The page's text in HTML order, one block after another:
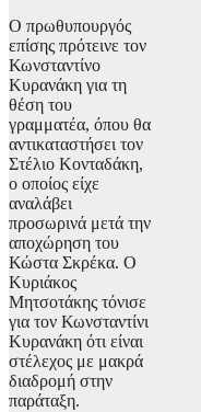
Ο πρωθυπουργός
επίσης πρότεινε τον
Κωνσταντίνο
Κυρανάκη για τη
θέση του
γραμματέα, όπου θα
αντικαταστήσει τον
Στέλιο Κονταδάκη,
ο οποίος είχε
αναλάβει
προσωρινά μετά την
αποχώρηση του
Κώστα Σκρέκα. Ο
Κυριάκος
Μητσοτάκης τόνισε
για τον Κωνσταντίνι
Κυρανάκη ότι είναι
στέλεχος με μακρά
διαδρομή στην
παράταξη.